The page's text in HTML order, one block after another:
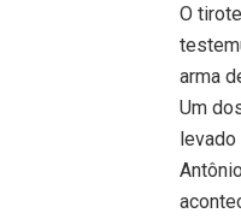
O
arma
Um
levado